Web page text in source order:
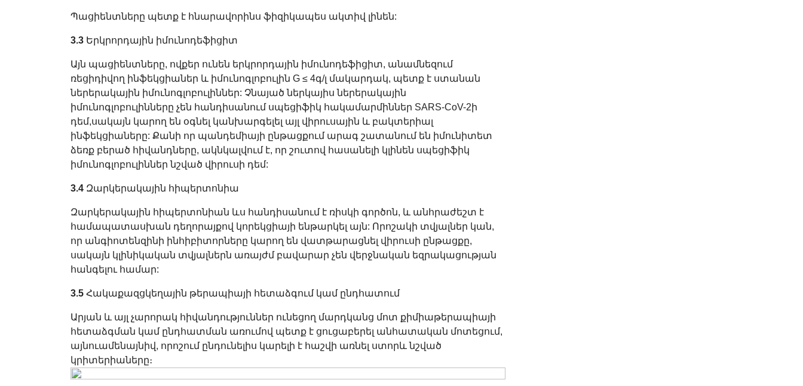
Պացիենտները պետք է հնարավորինս ֆիզիկապես ակտիվ լինեն:
3.3 Երկրորդային իմունոդեֆիցիտ
Այն պացիենտները, ովքեր ունեն երկրորդային իմունոդեֆիցիտ, անամնեզում
ռեցիդիվող ինֆեկցիաներ և իմունոգլոբուլին G ≤ 4գ/լ մակարդակ, պետք է ստանան
ներերակային իմունոգլոբուլիններ: Չնայած ներկայիս ներերակային
իմունոգլոբուլինները չեն հանդիսանում սպեցիֆիկ հակամարմիններ SARS-CoV-2ի
դեմ,սակայն կարող են օգնել կանխարգելել այլ վիրուսային և բակտերիալ
ինֆեկցիաները: Քանի որ պանդեմիայի ընթացքում արագ շատանում են իմունիտետ
ձեռք բերած հիվանդները, ակնկալվում է, որ շուտով հասանելի կլինեն սպեցիֆիկ
իմունոգլոբուլիններ նշված վիրուսի դեմ:
3.4 Զարկերակային հիպերտոնիա
Զարկերակային հիպերտոնիան ևս հանդիսանում է ռիսկի գործոն, և անհրաժեշտ է
համապատասխան դեղորայքով կորեկցիայի ենթարկել այն: Որոշակի տվյալներ կան,
որ անգիոտենզինի ինհիբիտորները կարող են վատթարացնել վիրուսի ընթացքը,
սակայն կլինիկական տվյալներն առայժմ բավարար չեն վերջնական եզրակացության
հանգելու համար:
3.5 Հակաքազցկեղային թերապիայի հետաձգում կամ ընդհատում
Արյան և այլ չարորակ հիվանդություններ ունեցող մարդկանց մոտ քիմիաթերապիայի
հետաձգման կամ ընդհատման առումով պետք է ցուցաբերել անհատական մոտեցում,
այնուամենայնիվ, որոշում ընդունելիս կարելի է հաշվի առնել ստորև նշված
կրիտերիաները։